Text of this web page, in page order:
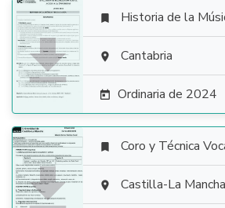

 Historia de la
 Cantabria
 Ordinaria de 2024

 Coro y Técnica
 Castilla-La Mancha